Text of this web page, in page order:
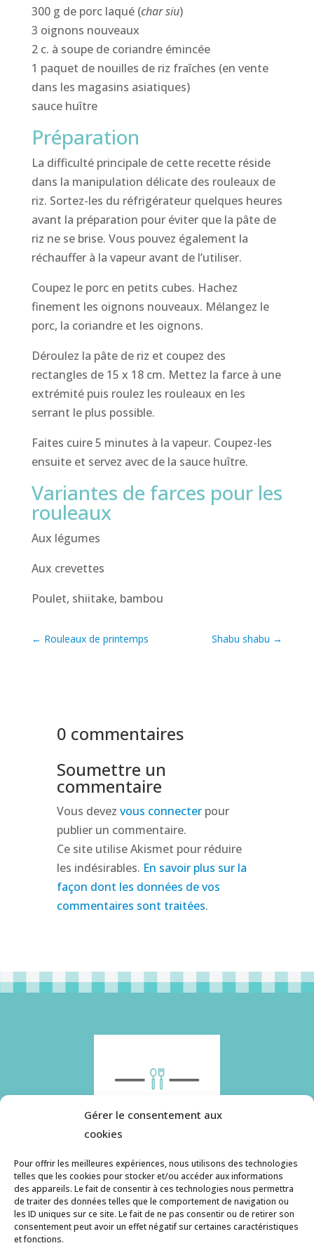
Gérer le consentement aux
cookies
Pour offrir les meilleures expériences, nous utilisons des technologies
telles que les cookies pour stocker et/ou accéder aux informations
des appareils. Le fait de consentir à ces technologies nous permettra
de traiter des données telles que le comportement de navigation ou
les ID uniques sur ce site. Le fait de ne pas consentir ou de retirer son
consentement peut avoir un effet négatif sur certaines caractéristiques
et fonctions.
300 g de porc laqué (char siu)
3 oignons nouveaux
2 c. à soupe de coriandre émincée
1 paquet de nouilles de riz fraîches (en vente
dans les magasins asiatiques)
sauce huître
Préparation
La difficulté principale de cette recette réside
dans la manipulation délicate des rouleaux de
riz. Sortez-les du réfrigérateur quelques heures
avant la préparation pour éviter que la pâte de
riz ne se brise. Vous pouvez également la
réchauffer à la vapeur avant de l’utiliser.
Coupez le porc en petits cubes. Hachez
finement les oignons nouveaux. Mélangez le
porc, la coriandre et les oignons.
Déroulez la pâte de riz et coupez des
rectangles de 15 x 18 cm. Mettez la farce à une
extrémité puis roulez les rouleaux en les
serrant le plus possible.
Faites cuire 5 minutes à la vapeur. Coupez-les
ensuite et servez avec de la sauce huître.
Variantes de farces pour les
rouleaux
Aux légumes
Aux crevettes
Poulet, shiitake, bambou
← Rouleaux de printemps Shabu shabu →
0 commentaires
Soumettre un
commentaire
Vous devez vous connecterpour
publier un commentaire.
Ce site utilise Akismet pour réduire
les indésirables. En savoir plus sur la
façon dont les données de vos
commentaires sont traitées.
Histoire de pâtes utilise des cookies. Pour en
savoir plus, ainsi que sur la politique de
confidentialité, cliquez ici.